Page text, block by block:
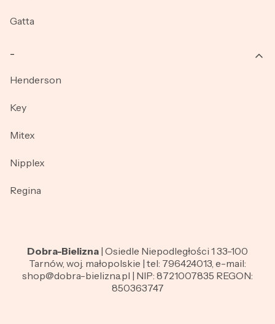
Gatta
Henderson
Key
Mitex
Nipplex
Regina
Dobra-Bielizna | Osiedle Niepodległości 1 33-100
Tarnów, woj. małopolskie | tel: 796424013, e-mail:
shop@dobra-bielizna.pl | NIP: 8721007835 REGON:
850363747